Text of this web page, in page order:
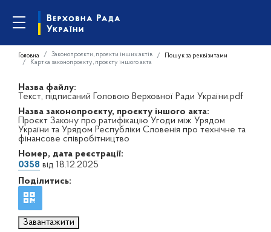
Головна Законопроєкти, проєкти інших актів
Пошук за реквізитами
Картка законопроєкту, проєкту іншого акта
Назва файлу:
Текст, підписаний Головою Верховної Ради України.pdf
Назва законопроєкту, проєкту іншого акта:
Проєкт Закону про ратифікацію Угоди між Урядом
України та Урядом Республіки Словенія про технічне та
фінансове співробітництво
Номер, дата реєстрації:
0358 від 18.12.2025
Поділитись:
Завантажити